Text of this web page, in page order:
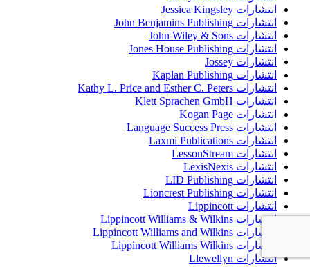
انتشارات Jessica Kingsley
انتشارات John Benjamins Publishing
انتشارات John Wiley & Sons
انتشارات Jones House Publishing
انتشارات Jossey
انتشارات Kaplan Publishing
انتشارات Kathy L. Price and Esther C. Peters
انتشارات Klett Sprachen GmbH
انتشارات Kogan Page
انتشارات Language Success Press
انتشارات Laxmi Publications
انتشارات LessonStream
انتشارات LexisNexis
انتشارات LID Publishing
انتشارات Lioncrest Publishing
انتشارات Lippincott
انتشارات Lippincott Williams & Wilkins
انتشارات Lippincott Williams and Wilkins
انتشارات Lippincott Williams Wilkins
انتشارات Llewellyn